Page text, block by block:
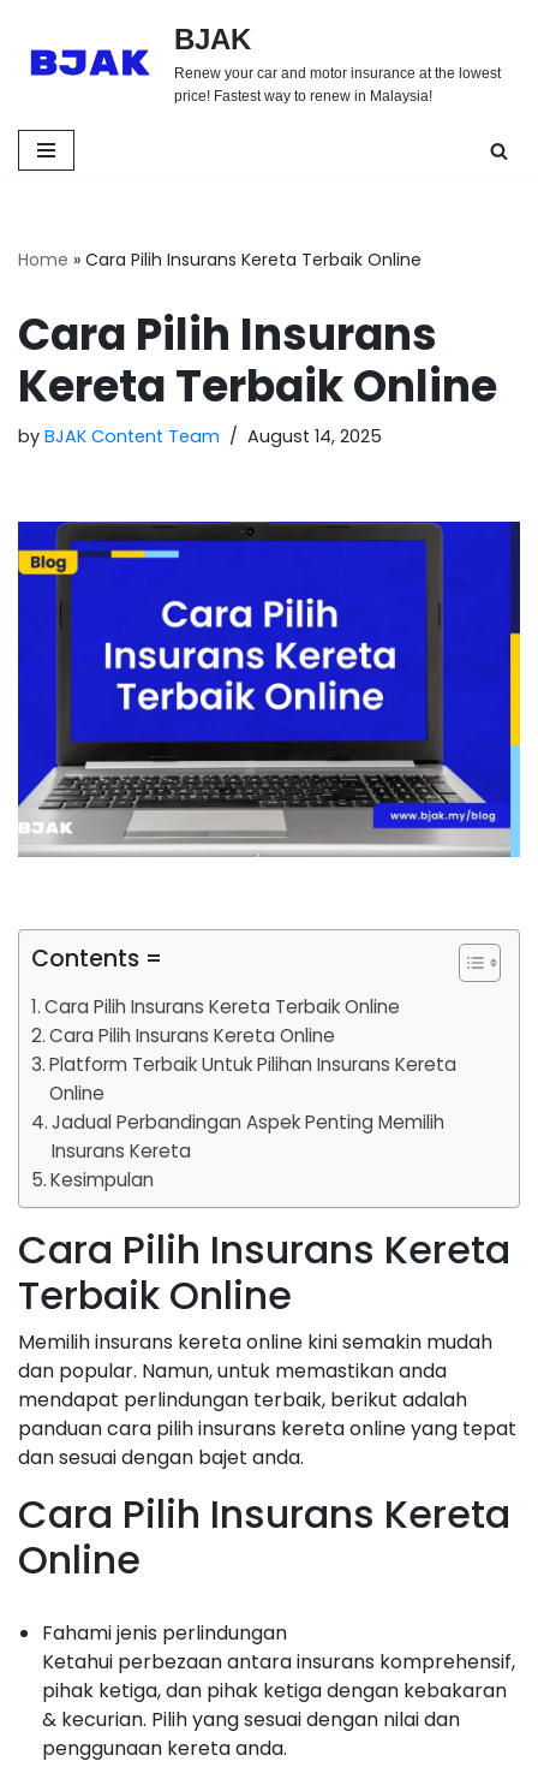
Skip
BJAK
Renew your car and motor insurance at the lowest
price! Fastest way to renew in Malaysia!
Home » Cara Pilih Insurans Kereta Terbaik Online
Cara Pilih Insurans
Kereta Terbaik Online
by BJAK Content Team August 14, 2025
Contents =
Cara Pilih Insurans Kereta Terbaik Online
Cara Pilih Insurans Kereta Online
Platform Terbaik Untuk Pilihan Insurans Kereta
Online
Jadual Perbandingan Aspek Penting Memilih
Insurans Kereta
Kesimpulan
Cara Pilih Insurans Kereta
Terbaik Online
Memilih insurans kereta online kini semakin mudah
dan popular. Namun, untuk memastikan anda
mendapat perlindungan terbaik, berikut adalah
panduan cara pilih insurans kereta online yang tepat
dan sesuai dengan bajet anda.
Cara Pilih Insurans Kereta
Online
Fahami jenis perlindungan
Ketahui perbezaan antara insurans komprehensif,
pihak ketiga, dan pihak ketiga dengan kebakaran
& kecurian. Pilih yang sesuai dengan nilai dan
penggunaan kereta anda.